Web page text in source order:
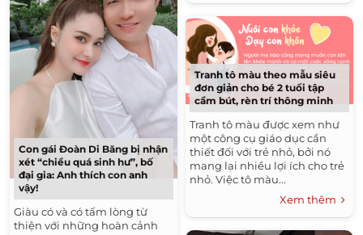
Con gái Đoàn Di Băng bị nhận
xét “chiều quá sinh hư”, bố
đại gia: Anh thích con anh
vậy!
Giàu có và có tấm lòng từ
thiện với những hoàn cảnh
Tranh tô màu theo mẫu siêu
đơn giản cho bé 2 tuổi tập
cầm bút, rèn trí thông minh
Tranh tô màu được xem như
một công cụ giáo dục cần
thiết đối với trẻ nhỏ, bởi nó
mang lại nhiều lợi ích cho trẻ
nhỏ. Việc tô màu...
Xem thêm